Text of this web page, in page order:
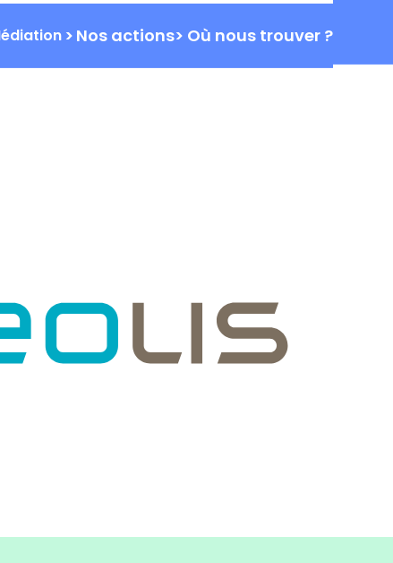
FORMATIONSPARTENAIRES
> Nos actions> Où nous trouver ?
CONTACT